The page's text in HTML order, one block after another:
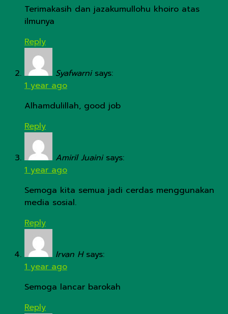
Terimakasih dan jazakumullohu khoiro atas
ilmunya
Reply
Syafwarni says:
1 year ago
Alhamdulillah, good job
Reply
Amiril Juaini says:
1 year ago
Semoga kita semua jadi cerdas menggunakan
media sosial.
Reply
Irvan H says:
1 year ago
Semoga lancar barokah
Reply